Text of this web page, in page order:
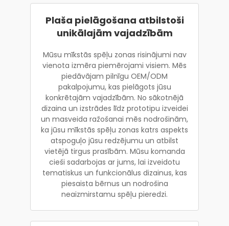
Plaša pielāgošana atbilstoši
unikālajām vajadzībām
Mūsu mīkstās spēļu zonas risinājumi nav
vienota izmēra piemērojami visiem. Mēs
piedāvājam pilnīgu OEM/ODM
pakalpojumu, kas pielāgots jūsu
konkrētajām vajadzībām. No sākotnējā
dizaina un izstrādes līdz prototipu izveidei
un masveida ražošanai mēs nodrošinām,
ka jūsu mīkstās spēļu zonas katrs aspekts
atspoguļo jūsu redzējumu un atbilst
vietējā tirgus prasībām. Mūsu komanda
cieši sadarbojas ar jums, lai izveidotu
tematiskus un funkcionālus dizainus, kas
piesaista bērnus un nodrošina
neaizmirstamu spēļu pieredzi.